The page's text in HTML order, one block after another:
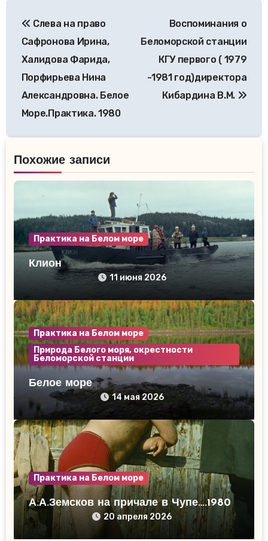
по
записям
Слева на право
Сафронова Ирина,
Халидова Фарида,
Порфирьева Нина
Александровна. Белое
Море.Практика. 1980
Воспоминания о
Беломорской станции
КГУ первого ( 1979
-1981 год)директора
Кибардина В.М.
Похожие записи
Практика на Белом море
Клион
11 июня 2026
Практика на Белом море
Природа Белого моря, окрестности
Беломорской станции
Белое море
14 мая 2026
Практика на Белом море
А.А.Земсков на причале в Чупе….1980
20 апреля 2026